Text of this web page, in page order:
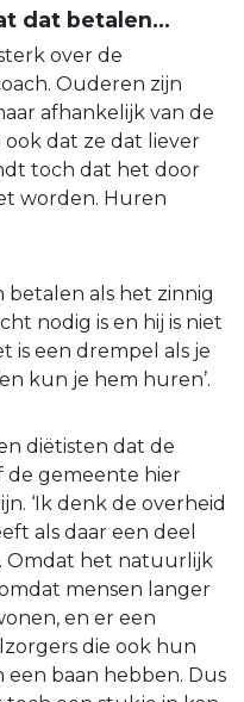
dat betalen…
over de
Ouderen zijn
afhankelijk van de
dat ze dat liever
toch dat het door
worden. Huren
betalen als het zinnig
nodig is en hij is niet
is een drempel als je
kun je hem huren’.
diëtisten dat de
de gemeente hier
‘Ik denk de overheid
als daar een deel
Omdat het natuurlijk
mensen langer
en er een
die ook hun
een baan hebben. Dus